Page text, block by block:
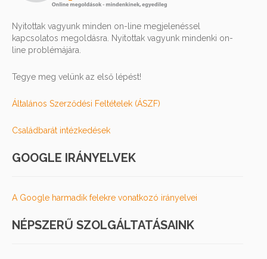
Nyitottak vagyunk minden on-line megjelenéssel
kapcsolatos megoldásra. Nyitottak vagyunk mindenki on-
line problémájára.
Tegye meg velünk az első lépést!
Általános Szerződési Feltételek (ÁSZF)
Családbarát intézkedések
GOOGLE IRÁNYELVEK
A Google harmadik felekre vonatkozó irányelvei
NÉPSZERŰ SZOLGÁLTATÁSAINK